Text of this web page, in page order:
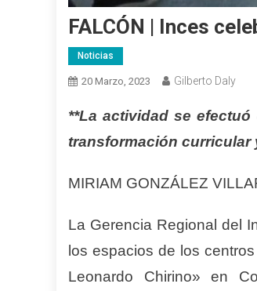
FALCÓN | Inces
Noticias
20 Marzo, 2023 Gilberto Daly
**La actividad se
transformación curricular
MIRIAM GONZÁLEZ
La Gerencia Regional del
los espacios de los
Leonardo Chirino» en